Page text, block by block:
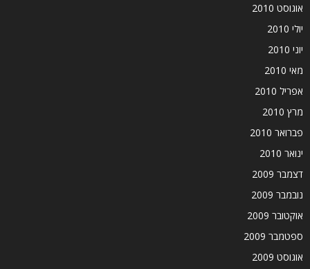
אוגוסט 2010
יולי 2010
יוני 2010
מאי 2010
אפריל 2010
מרץ 2010
פברואר 2010
ינואר 2010
דצמבר 2009
נובמבר 2009
אוקטובר 2009
ספטמבר 2009
אוגוסט 2009